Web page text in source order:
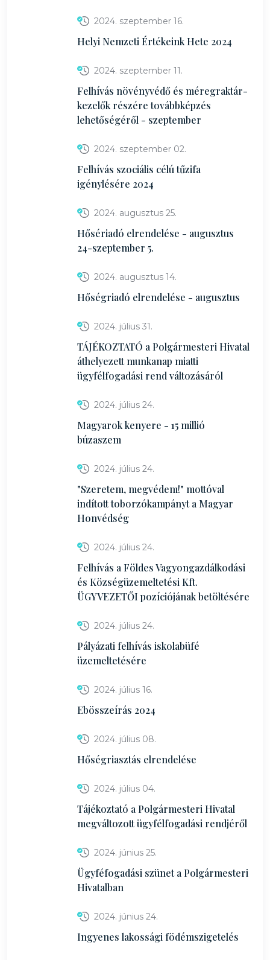
2024. szeptember 16.
Helyi Nemzeti Értékeink Hete 2024
2024. szeptember 11.
Felhívás növényvédő és méregraktár-
kezelők részére továbbképzés
lehetőségéről - szeptember
2024. szeptember 02.
Felhívás szociális célú tűzifa
igénylésére 2024
2024. augusztus 25.
Hősériadó elrendelése - augusztus
24-szeptember 5.
2024. augusztus 14.
Hőségriadó elrendelése - augusztus
2024. július 31.
TÁJÉKOZTATÓ a Polgármesteri Hivatal
áthelyezett munkanap miatti
ügyfélfogadási rend változásáról
2024. július 24.
Magyarok kenyere - 15 millió
búzaszem
2024. július 24.
"Szeretem, megvédem!" mottóval
indított toborzókampányt a Magyar
Honvédség
2024. július 24.
Felhívás a Földes Vagyongazdálkodási
és Községüzemeltetési Kft.
ÜGYVEZETŐI pozíciójának betöltésére
2024. július 24.
Pályázati felhívás iskolabüfé
üzemeltetésére
2024. július 16.
Ebösszeírás 2024
2024. július 08.
Hőségriasztás elrendelése
2024. július 04.
Tájékoztató a Polgármesteri Hivatal
megváltozott ügyfélfogadási rendjéről
2024. június 25.
Ügyféfogadási szünet a Polgármesteri
Hivatalban
2024. június 24.
Ingyenes lakossági födémszigetelés